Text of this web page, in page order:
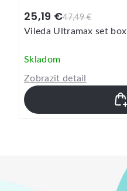
47,49 €
25,19 €
Vileda Ultramax set box
Skladom
Zobrazit detail